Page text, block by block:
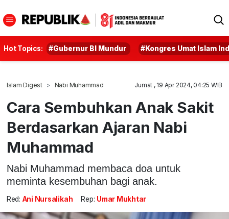
Hot Topics: #Gubernur BI Mundur #Kongres Umat Islam
Islam Digest Nabi Muhammad Jumat , 19 Apr 2024, 04:25 WIB
Cara Sembuhkan Anak Sakit
Berdasarkan Ajaran Nabi
Muhammad
Nabi Muhammad membaca doa untuk
meminta kesembuhan bagi anak.
Red: Ani Nursalikah Rep: Umar Mukhtar